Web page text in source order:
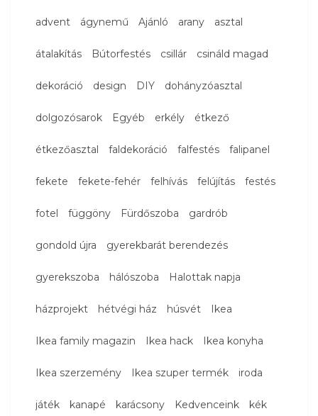
advent ágynemű Ajánló arany asztal
átalakítás Bútorfestés csillár csináld magad
dekoráció design DIY dohányzóasztal
dolgozósarok Egyéb erkély étkező
étkezőasztal faldekoráció falfestés falipanel
fekete fekete-fehér felhívás felújítás festés
fotel függöny Fürdőszoba gardrób
gondold újra gyerekbarát berendezés
gyerekszoba hálószoba Halottak napja
házprojekt hétvégi ház húsvét Ikea
Ikea family magazin Ikea hack Ikea konyha
Ikea szerzemény Ikea szuper termék iroda
játék kanapé karácsony Kedvenceink kék